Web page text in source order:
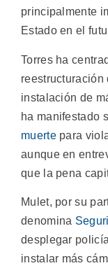
principalmente
Estado en el
Torres ha
instalación de
ha manifestado
muertepara
aunque en
que la pena
Mulet, por su
denomina
desplegar
instalar más